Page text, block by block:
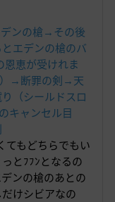
ンの槍→その後
エデンの槍のバ
恩恵が受けれま
）→断罪の剣→天
（シールドスロ
キャンセル目
もどちらでもい
とﾌﾌﾝとなるの
ンの槍のあとの
けシビアなの